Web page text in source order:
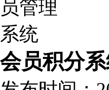
会员积分